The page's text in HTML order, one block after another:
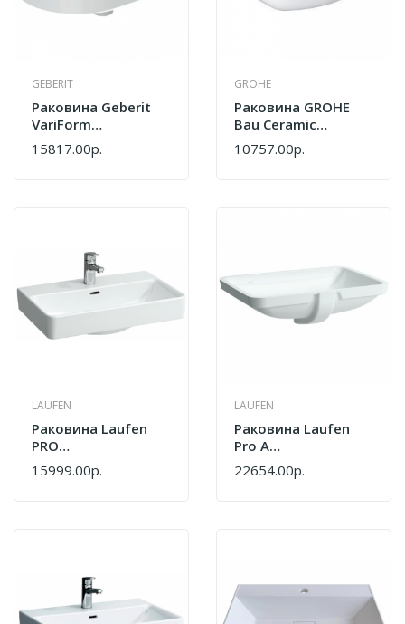
GEBERIT
Раковина Geberit
VariForm
Встраиваемая
60х40 См
15817.00р.
GROHE
Раковина GROHE
Bau Ceramic
39421000
10757.00р.
LAUFEN
Раковина Laufen
PRO
8.1895.9.000.104.1
Белый
15999.00р.
LAUFEN
Раковина Laufen
Pro A
8.1196.9.000.109.1
Белая
22654.00р.